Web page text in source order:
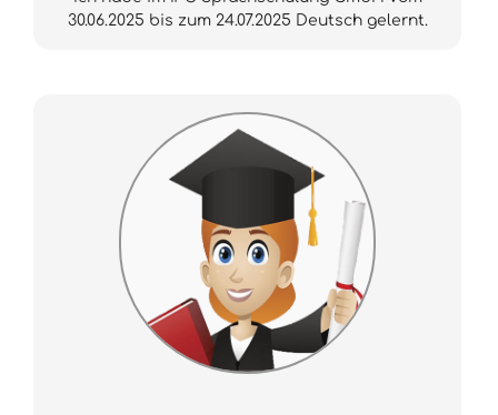
30.06.2025 bis zum 24.07.2025 Deutsch gelernt.